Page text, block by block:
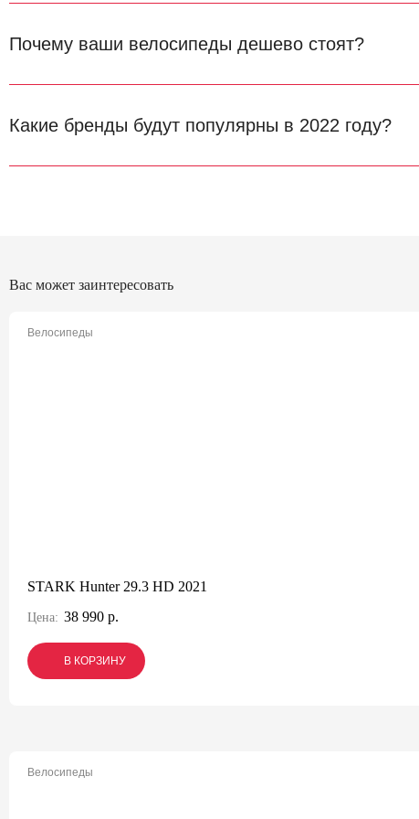
Почему ваши велосипеды дешево стоят?
Какие бренды будут популярны в 2022 году?
Вас может заинтересовать
Велосипеды
STARK Hunter 29.3 HD 2021
Цена: 38 990 р.
В КОРЗИНУ
В КОРЗИНУ
В КОРЗИНУ
Велосипеды